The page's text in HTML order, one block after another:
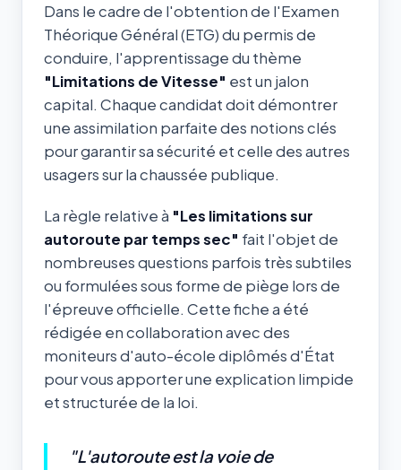
Dans le cadre de l'obtention de l'Examen
Théorique Général (ETG) du permis de
conduire, l'apprentissage du thème
"Limitations de Vitesse" est un jalon
capital. Chaque candidat doit démontrer
une assimilation parfaite des notions clés
pour garantir sa sécurité et celle des autres
usagers sur la chaussée publique.
La règle relative à "Les limitations sur
autoroute par temps sec" fait l'objet de
nombreuses questions parfois très subtiles
ou formulées sous forme de piège lors de
l'épreuve officielle. Cette fiche a été
rédigée en collaboration avec des
moniteurs d'auto-école diplômés d'État
pour vous apporter une explication limpide
et structurée de la loi.
"L'autoroute est la voie de